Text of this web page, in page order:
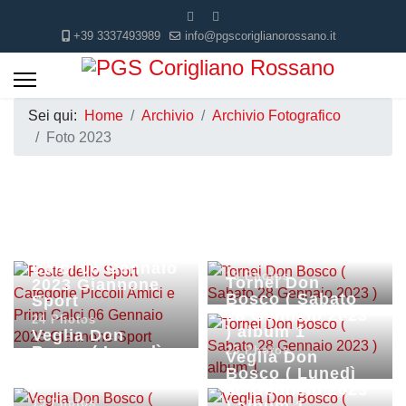
+39 3337493989 info@pgscoriglianorossano.it
Sei qui: Home Archivio
Archivio Fotografico
Foto 2023
Calci 06 Gennaio
2023 Giannone
Sport
24 Photos
19 Photos
Tornei Don
Bosco ( Sabato
28 Gennaio 2023
) album 1
23 Photos
Veglia Don
Bosco ( Lunedì
19 Photos
Veglia Don
Bosco ( Lunedì
30 Gennaio 2023